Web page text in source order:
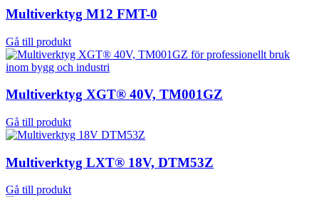
Multiverktyg M12 FMT-0
Gå till produkt
Multiverktyg XGT® 40V, TM001GZ
Gå till produkt
Multiverktyg LXT® 18V, DTM53Z
Gå till produkt